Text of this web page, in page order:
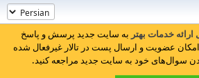
ارائه خدمات بهتر به سایت جدید پرسش و پاسخ
امکان عضویت و ارسال پست در تالار غیرفعال شده
سوال‌های خود به سایت جدید مراجعه کنید.